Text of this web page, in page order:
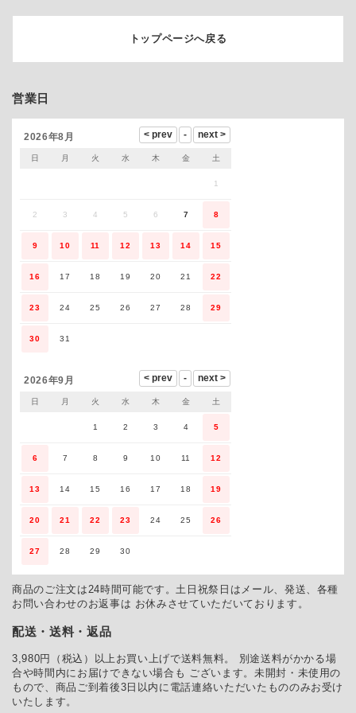
トップページへ戻る
営業日
2026年8月
日 月 火 水 木 金 土
1
2 3 4 5 6 7 8
9 10 11 12 13 14 15
16 17 18 19 20 21 22
23 24 25 26 27 28 29
30 31
2026年9月
日 月 火 水 木 金 土
1 2 3 4 5
6 7 8 9 10 11 12
13 14 15 16 17 18 19
20 21 22 23 24 25 26
27 28 29 30
商品のご注文は24時間可能です。土日祝祭日はメール、発送、各種
お問い合わせのお返事は お休みさせていただいております。
配送・送料・返品
3,980円（税込）以上お買い上げで送料無料。 別途送料がかかる場
合や時間内にお届けできない場合も ございます。未開封・未使用の
もので、商品ご到着後3日以内に電話連絡いただいたもののみお受け
いたします。